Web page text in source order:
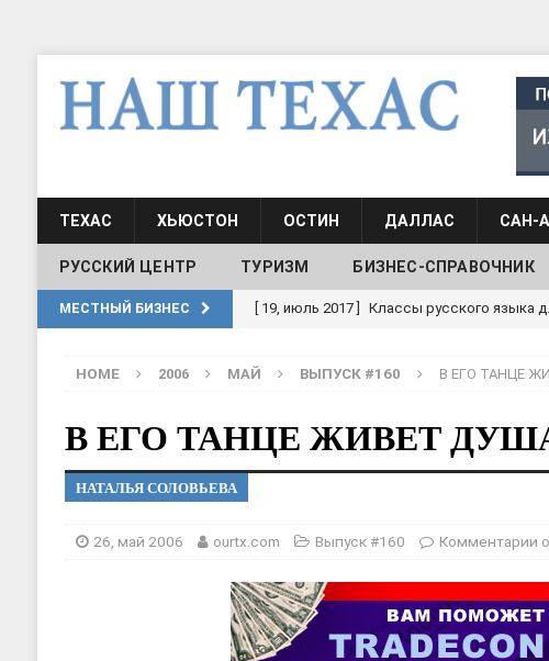
ТЕХАС ХЬЮСТОН ОСТИН ДАЛЛАС САН-
РУССКИЙ ЦЕНТР ТУРИЗМ БИЗНЕС-СПРАВОЧНИК
МЕСТНЫЙ БИЗНЕС [ 19, июль 2017 ] Классы русского языка
[ 19, июль 2017 ] Школа русского языка
[ 17, июнь 2026 ] Sophia Dance
[ 30, июнь 2025 ]
HOME 2006 МАЙ ВЫПУСК #160 В ЕГО ТАНЦЕ
В ЕГО ТАНЦЕ ЖИВЕТ
НАТАЛЬЯ СОЛОВЬЕВА
26, май 2006 ourtx.com Выпуск #160 Комментарии